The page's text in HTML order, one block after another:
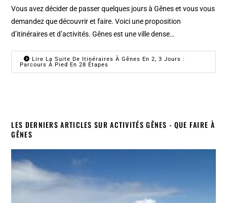
Vous avez décider de passer quelques jours à Gênes et vous vous
demandez que découvrir et faire. Voici une proposition
d’itinéraires et d’activités. Gênes est une ville dense…
Lire La Suite De Itinéraires À Gênes En 2, 3 Jours :
Parcours À Pied En 28 Étapes
LES DERNIERS ARTICLES SUR ACTIVITÉS GÊNES - QUE FAIRE À
GÊNES